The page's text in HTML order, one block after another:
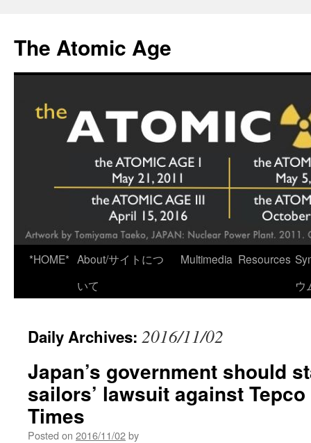
content
The Atomic Age
*HOME* About/サイトにつ
いて
Multimedia Resources
ウ
Daily Archives: 2016/11/02
Japan’s government should
sailors’ lawsuit against
Times
Posted on 2016/11/02by